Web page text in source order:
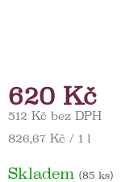
620 Kč
512 Kč bez DPH
Měrná cena:
826,67 Kč / 1 l
Skladem (85 ks)